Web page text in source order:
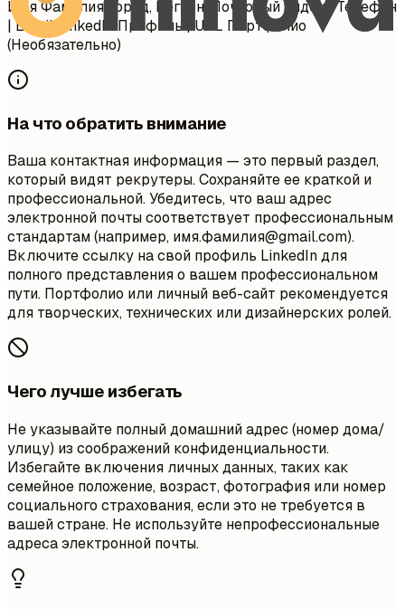
Имя Фамилия Город, Регион, Почтовый индекс Телефон
| Email LinkedIn Профиль | URL Портфолио
(Необязательно)
На что обратить внимание
Ваша контактная информация — это первый раздел,
который видят рекрутеры. Сохраняйте ее краткой и
профессиональной. Убедитесь, что ваш адрес
электронной почты соответствует профессиональным
стандартам (например, имя.фамилия@gmail.com).
Включите ссылку на свой профиль LinkedIn для
полного представления о вашем профессиональном
пути. Портфолио или личный веб-сайт рекомендуется
для творческих, технических или дизайнерских ролей.
Чего лучше избегать
Не указывайте полный домашний адрес (номер дома/
улицу) из соображений конфиденциальности.
Избегайте включения личных данных, таких как
семейное положение, возраст, фотография или номер
социального страхования, если это не требуется в
вашей стране. Не используйте непрофессиональные
адреса электронной почты.